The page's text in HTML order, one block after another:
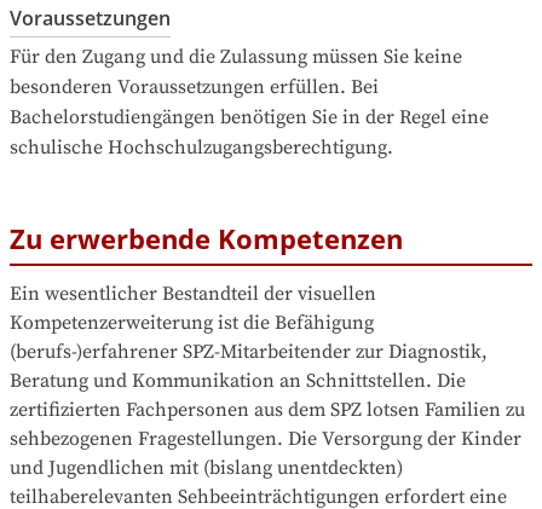
Voraussetzungen
Für den Zugang und die Zulassung müssen Sie keine
besonderen Voraussetzungen erfüllen. Bei
Bachelorstudiengängen benötigen Sie in der Regel eine
schulische Hochschulzugangsberechtigung.
Zu erwerbende Kompetenzen
Ein wesentlicher Bestandteil der visuellen
Kompetenzerweiterung ist die Befähigung
(berufs-)erfahrener SPZ-Mitarbeitender zur Diagnostik,
Beratung und Kommunikation an Schnittstellen. Die
zertifizierten Fachpersonen aus dem SPZ lotsen Familien zu
sehbezogenen Fragestellungen. Die Versorgung der Kinder
und Jugendlichen mit (bislang unentdeckten)
teilhaberelevanten Sehbeeinträchtigungen erfordert eine